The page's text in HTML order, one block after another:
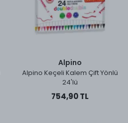
Alpino
Alpino Keçeli Kalem Çift Yönlü
24'lü
754,90 TL